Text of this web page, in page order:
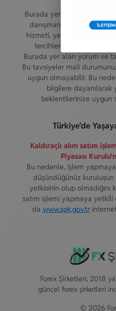
Burada yer alan yatırım
danışmanlığı kapsamında
hizmeti, yetkili kuruluşlar
tercihleri dikkate
Burada yer alan yorum ve
Bu tavsiyeler mali
uygun olmayabilir. Bu
bilgilere dayanılarak
beklentilerinize uygun
Türkiye'de
Kaldıraçlı alım satım
Piyasası
Bu nedenle, işlem
düşündüğünüz kuruluşun
yetkisinin olup olmadığını
satım işlemi yapmaya
da www.spk.gov.trinternet
Forex Şirketleri, 2018
güncel forex şirketleri
© 2026